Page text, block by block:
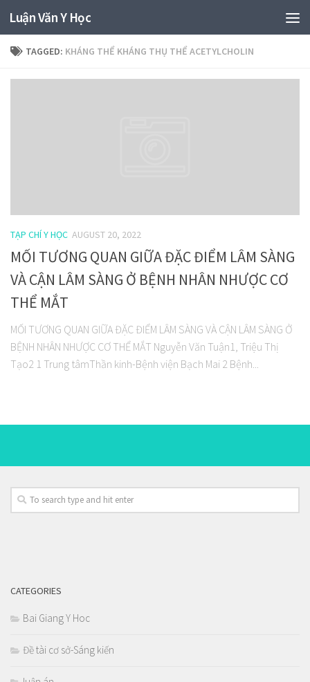
Luận Văn Y Học
TAGGED: KHÁNG THỂ KHÁNG THỤ THỂ ACETYLCHOLIN
TẠP CHÍ Y HỌC AUGUST 20, 2022
MỐI TƯƠNG QUAN GIỮA ĐẶC ĐIỂM LÂM SÀNG
VÀ CẬN LÂM SÀNG Ở BỆNH NHÂN NHƯỢC CƠ
THỂ MẮT
MỐI TƯƠNG QUAN GIỮA ĐẶC ĐIỂM LÂM SÀNG VÀ CẬN LÂM SÀNG Ở
BỆNH NHÂN NHƯỢC CƠ THỂ MẮT Nguyễn Văn Tuận1, Triệu Thị
Tạo2 1 Trung tâmThần kinh-Bệnh viện Bạch Mai 2 Bệnh...
CATEGORIES
Bai Giang Y Hoc
Đề tài cơ sở-Sáng kiến